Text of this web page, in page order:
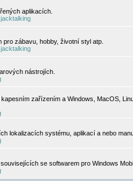
aplikacích.
jacktalking
zábavu, hobby, životní styl atp.
jacktalking
nástrojích.
zařízením a Windows, MacOS,
lokalizacích systému, aplikací a nebo
se softwarem pro Windows